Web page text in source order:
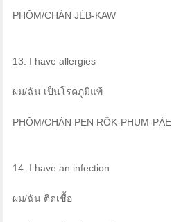
PHǑM/CHÁN JÈB-KAW
13. I have allergies
ผม/ฉัน เป็นโรคภูมิแพ้
PHǑM/CHÁN PEN RÔK-PHUM-PÀE
14. I have an infection
ผม/ฉัน ติดเชื้อ